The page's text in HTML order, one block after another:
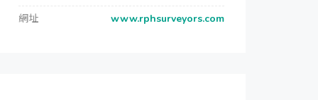
網址
www.rphsurveyors.com